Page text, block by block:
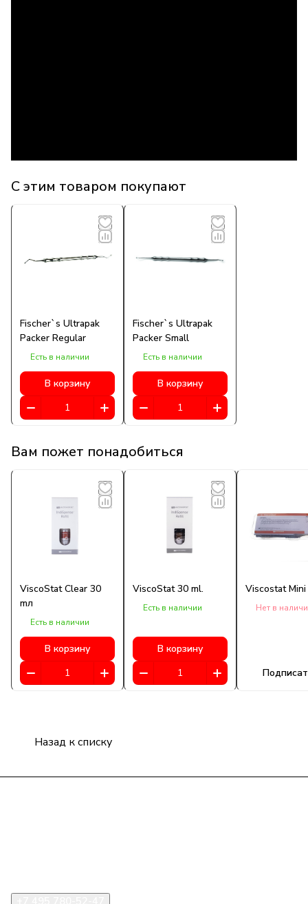
С этим товаром покупают
Fischer`s Ultrapak
Packer Regular
Есть в наличии
В корзину
Fischer`s Ultrapak
Packer Small
Есть в наличии
В корзину
Вам пожет понадобиться
ViscoStat Clear 30
mл
Есть в наличии
В корзину
ViscoStat 30 ml.
Есть в наличии
В корзину
Viscostat Mini
Нет в
Назад к списку